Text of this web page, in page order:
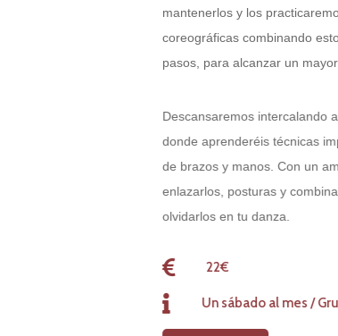
mantenerlos y los practicaremos
coreográficas combinando estos
pasos, para alcanzar un mayor
Descansaremos intercalando a
donde aprenderéis técnicas
de brazos y manos. Con un amplio
enlazarlos, posturas y
olvidarlos en tu danza.
22€
Un sábado al mes / Grupos